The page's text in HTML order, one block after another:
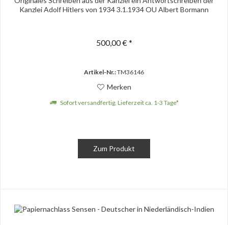
Kanzlei Adolf Hitlers von 1934 3.1.1934 OU Albert Bormann
500,00 € *
Artikel-Nr.:TM36146
Merken
Sofort versandfertig, Lieferzeit ca. 1-3 Tage*
Zum Produkt